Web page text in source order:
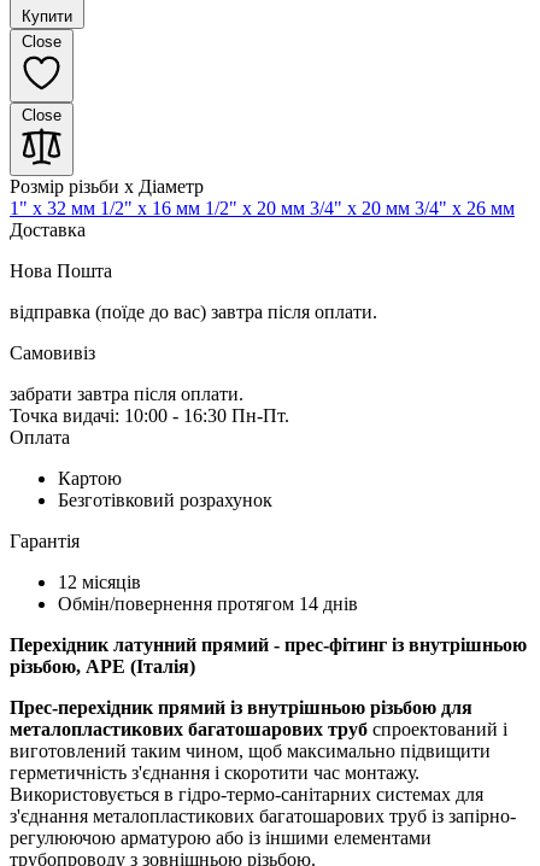
Купити
Close
Close
Розмір різьби x Діаметр
1" x 32 мм 1/2" x 16 мм 1/2" x 20 мм 3/4" x 20 мм 3/4" x 26 мм
Доставка
Нова Пошта
відправка (поїде до вас) завтра після оплати.
Самовивіз
забрати завтра після оплати.
Точка видачі: 10:00 - 16:30 Пн-Пт.
Оплата
Картою
Безготівковий розрахунок
Гарантія
12 місяців
Обмін/повернення протягом 14 днів
Перехідник латунний прямий - прес-фітинг із внутрішньою
різьбою, APE (Італія)
Прес-перехідник прямий із внутрішньою різьбою для
металопластикових багатошарових труб спроектований і
виготовлений таким чином, щоб максимально підвищити
герметичність з'єднання і скоротити час монтажу.
Використовується в гідро-термо-санітарних системах для
з'єднання металопластикових багатошарових труб із запірно-
регулюючою арматурою або із іншими елементами
трубопроводу з зовнішньою різьбою.